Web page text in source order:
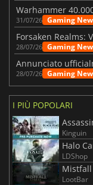
31/07/26 Gaming
28/07/26 Gaming
28/07/26 Gaming
I PIÙ POPOLARI
Kinguin
Halo
LDShop
LootBar